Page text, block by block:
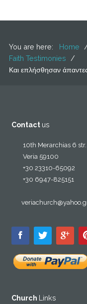
You are here: Home
Faith Testimonies /
Και επλήσθησαν
Contact us
10th Merarchias 6 str.
Veria 59100
+30 23310-65092
+30 6947-825151
Church Links